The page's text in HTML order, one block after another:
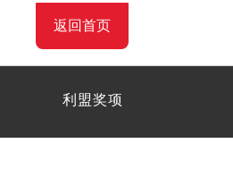
返回首页
利盟奖项